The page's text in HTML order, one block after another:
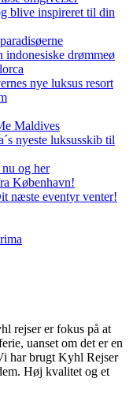
blive inspireret til din
drømmeø
nye luksus resort
Maldives
nyeste luksusskib til
og her
København!
næste eventyr venter!
rejser er fokus på at
uanset om det er en
har brugt Kyhl Rejser
Høj kvalitet og et